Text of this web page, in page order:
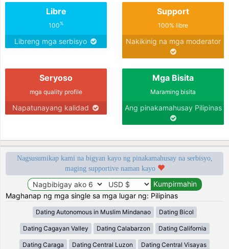
Libre
100%
Libreng mga serbisyo
Support
100% libre
Nakikinig na mga moderator
Seryoso
mga quality profile
Napatunayang kalidad
Mga Bisita
Maraming bisita
Ang pinakamahusay Pilipinas
Nagsusumikap kami na bigyan kayo ng pinakamahusay na serbisyo,
maging supportive naman kayo
Maghanap ng mga single sa mga lugar ng: Pilipinas
Dating Autonomous in Muslim Mindanao Dating Bicol
Dating Cagayan Valley Dating Calabarzon Dating California
Dating Caraga Dating Central Luzon Dating Central Visayas